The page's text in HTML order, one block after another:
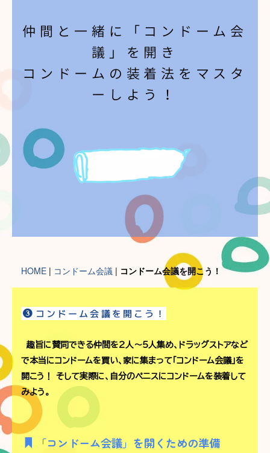
仲間と一緒に「コンドーム会
議」を開き
コンドームの装着法をマスタ
ーしよう！
HOME | コンドーム会議 | コンドーム会議を開こう！
コンドーム会議を開こう！
趣旨に賛同できる仲間を2人～5人集め、ドラッグストアなど
で本当にコンドームを買い、家に集まって「コンドーム会議」を
開こう！ そして実際に、自分のペニスにコンドームを装着して
みよう。
「コンドーム会議」を開くための準備